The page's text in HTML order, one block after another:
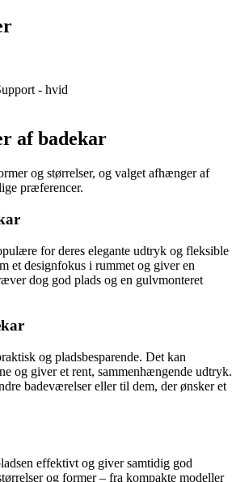
- hvid
af badekar
og størrelser, og valget afhænger af
præferencer.
for deres elegante udtryk og fleksible
et designfokus i rummet og giver en
dog god plads og en gulvmonteret
og pladsbesparende. Det kan
og giver et rent, sammenhængende udtryk.
badeværelser eller til dem, der ønsker et
effektivt og giver samtidig god
og former – fra kompakte modeller